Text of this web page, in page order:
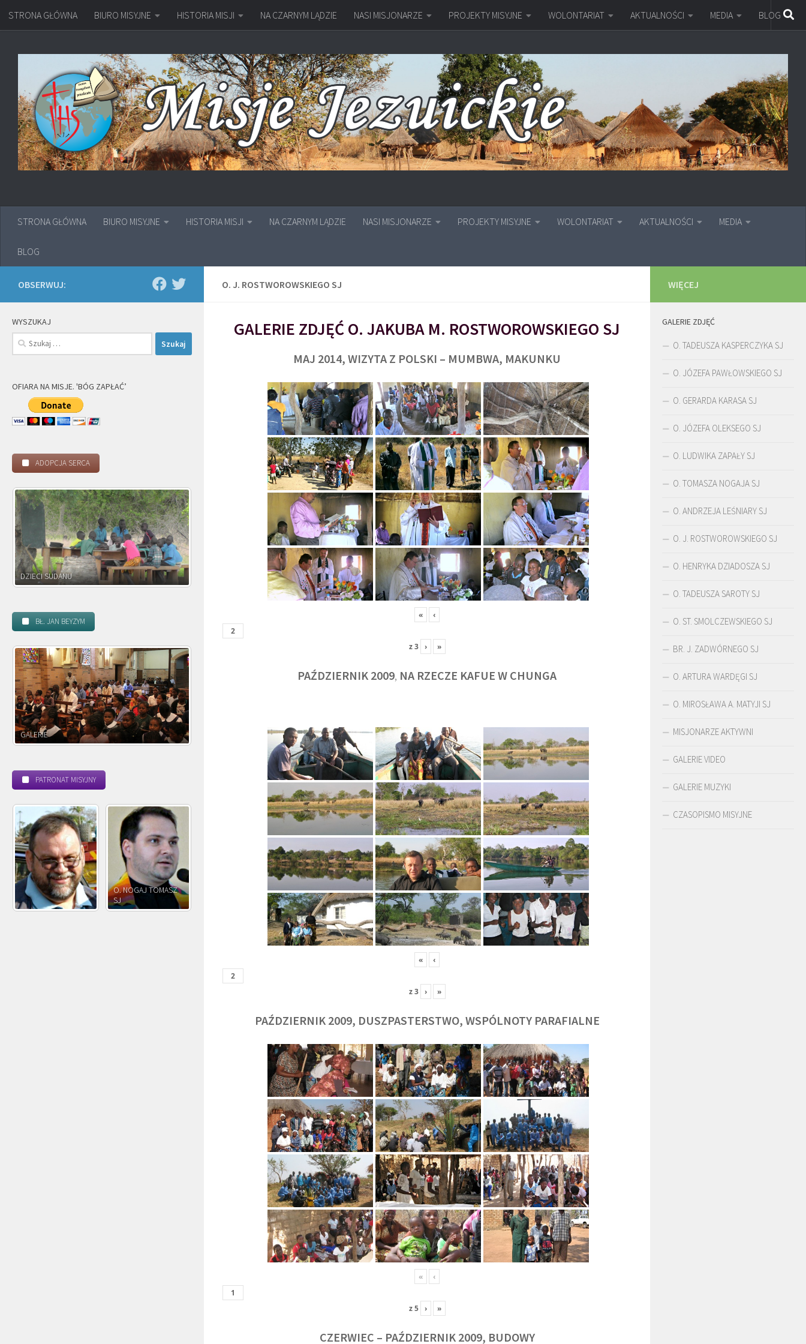
Przejdź do treści
STRONA GŁÓWNA BIURO MISYJNE HISTORIA MISJI NA CZARNYM LĄDZIE NASI MISJONARZE PROJEKTY MISYJNE WOLONTARIAT AKTUALNOŚCI MEDIA BLOG
STRONA GŁÓWNA BIURO MISYJNE HISTORIA MISJI NA CZARNYM LĄDZIE NASI MISJONARZE PROJEKTY MISYJNE WOLONTARIAT AKTUALNOŚCI MEDIA
BLOG
O. J. ROSTWOROWSKIEGO SJ
GALERIE ZDJĘĆ O. JAKUBA M. ROSTWOROWSKIEGO SJ
MAJ 2014, WIZYTA Z POLSKI – MUMBWA, MAKUNKU
« ‹
z3 › »
PAŹDZIERNIK 2009, NA RZECZE KAFUE W CHUNGA
« ‹
z3 › »
PAŹDZIERNIK 2009, DUSZPASTERSTWO, WSPÓLNOTY PARAFIALNE
« ‹
z5 › »
CZERWIEC – PAŹDZIERNIK 2009, BUDOWY
OBSERWUJ:
WYSZUKAJ
Szukaj:
OFIARA NA MISJE. 'BÓG ZAPŁAĆ’
ADOPCJA SERCA
DZIECI ZAMBII
BŁ. JAN BEYZYM
POWOŁANIE MISYJNE KULT DUCHOWOŚĆ
PATRONAT MISYJNY
O. JÓZEF OLEKSY SJ
O. JÓZEF
PAWŁOWSKI SJ
ROSTWOROWSKI SJ
O. TADEUSZ SAROTA
SJ
O. ARTUR WARDĘGA
SJ
BR. JERZY
ZADWÓRNY SJ
WIĘCEJ
GALERIE ZDJĘĆ
O. TADEUSZA KASPERCZYKA SJ
O. JÓZEFA PAWŁOWSKIEGO SJ
O. GERARDA KARASA SJ
O. JÓZEFA OLEKSEGO SJ
O. LUDWIKA ZAPAŁY SJ
O. TOMASZA NOGAJA SJ
O. ANDRZEJA LEŚNIARY SJ
O. J. ROSTWOROWSKIEGO SJ
O. HENRYKA DZIADOSZA SJ
O. TADEUSZA SAROTY SJ
O. ST. SMOLCZEWSKIEGO SJ
BR. J. ZADWÓRNEGO SJ
O. ARTURA WARDĘGI SJ
O. MIROSŁAWA A. MATYJI SJ
MISJONARZE AKTYWNI
GALERIE VIDEO
GALERIE MUZYKI
CZASOPISMO MISYJNE